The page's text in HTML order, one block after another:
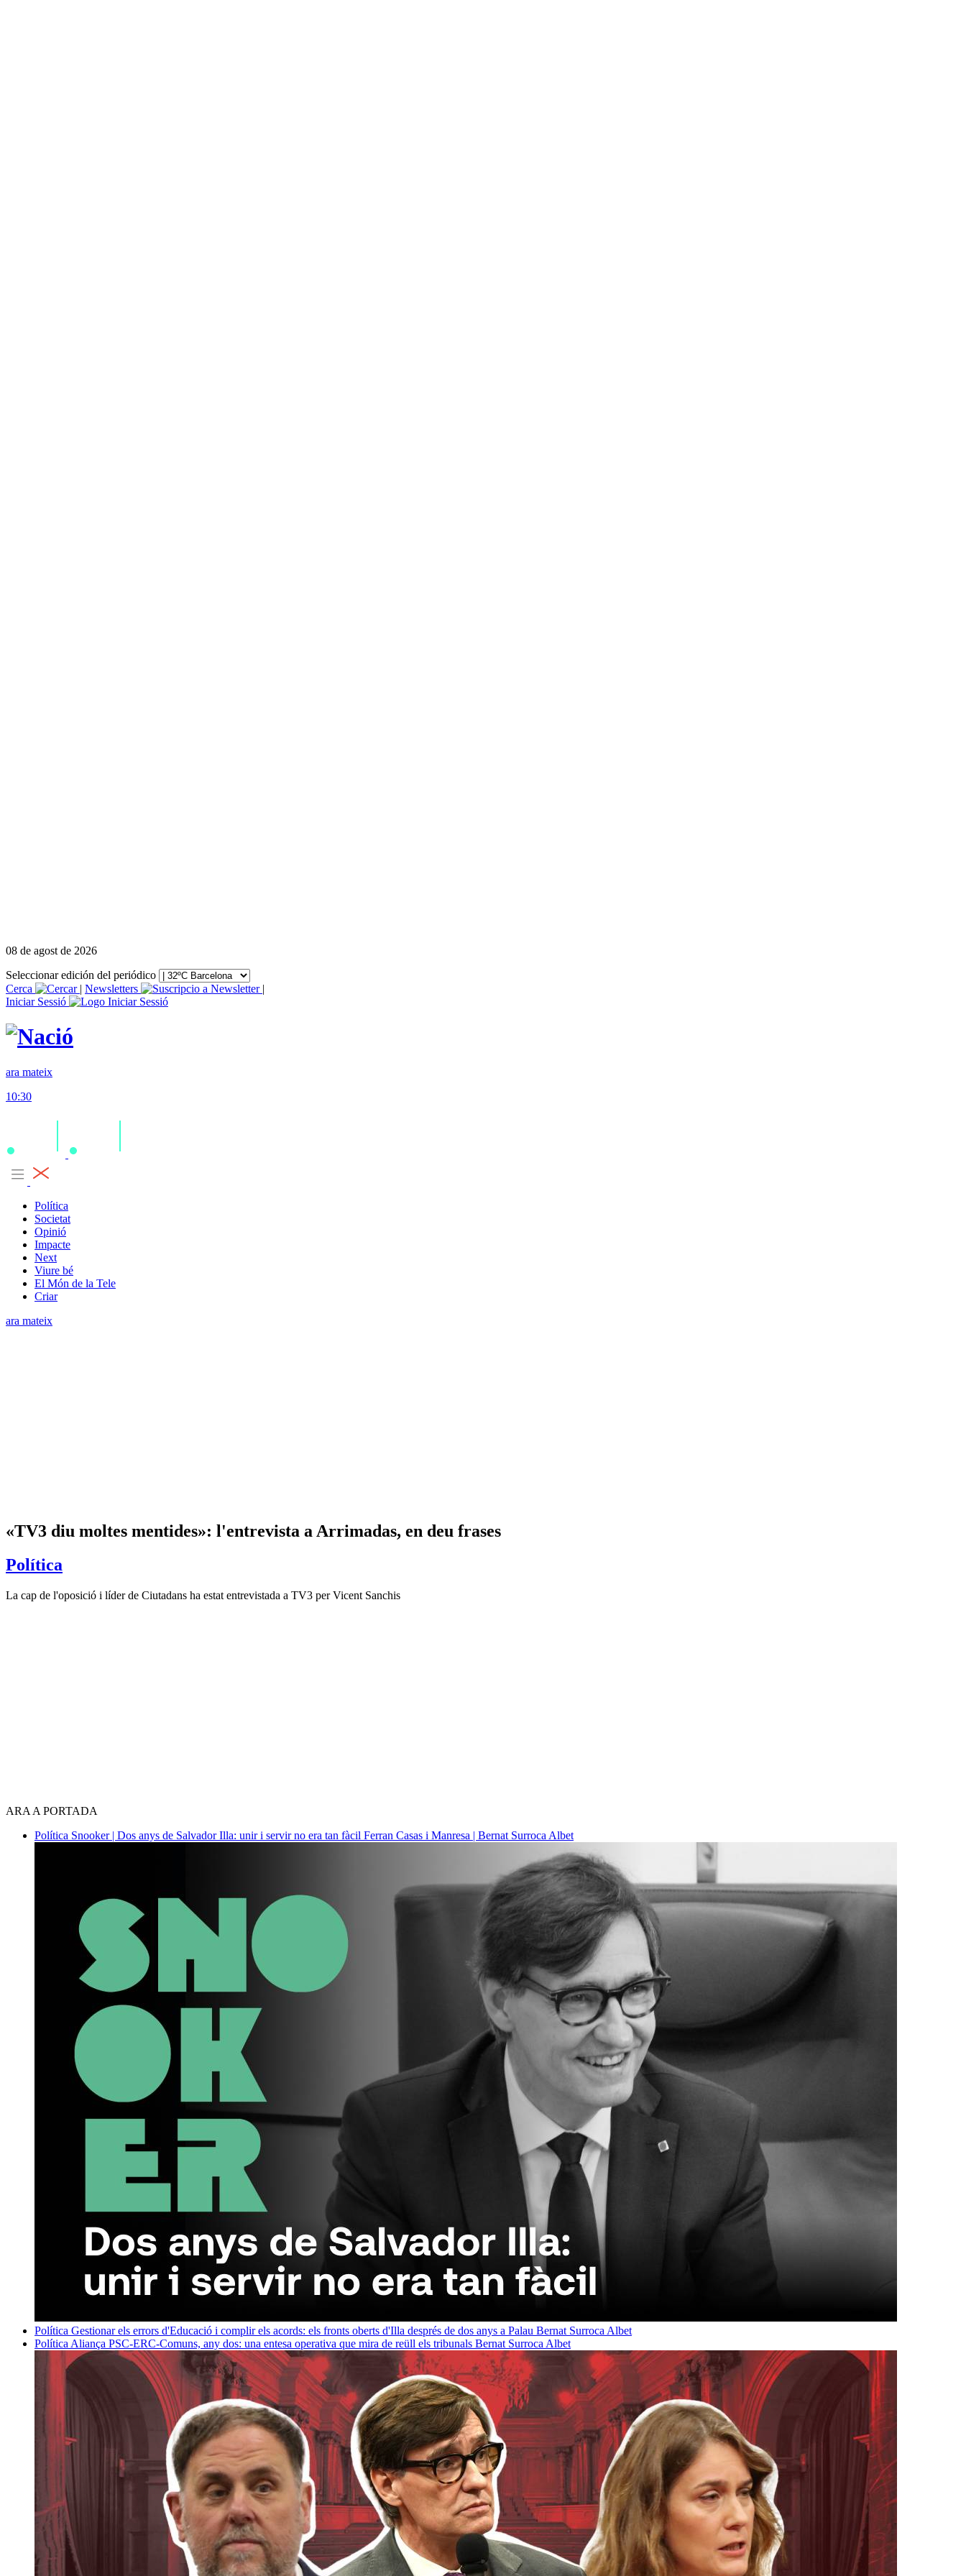
08 de agost de 2026
Seleccionar edición del periódico
Cerca
| Newsletters
|
Iniciar Sessió
ara mateix
10:30
Política
Societat
Opinió
Impacte
Next
Viure bé
El Món de la Tele
Criar
ara mateix
«TV3 diu moltes mentides»: l'entrevista a Arrimadas, en deu frases
Política
La cap de l'oposició i líder de Ciutadans ha estat entrevistada a TV3 per Vicent Sanchis
ARA A PORTADA
Política Snooker | Dos anys de Salvador Illa: unir i servir no era tan fàcil Ferran Casas i Manresa | Bernat Surroca Albet
Política Gestionar els errors d'Educació i complir els acords: els fronts oberts d'Illa després de dos anys a Palau Bernat Surroca Albet
Política Aliança PSC-ERC-Comuns, any dos: una entesa operativa que mira de reüll els tribunals Bernat Surroca Albet